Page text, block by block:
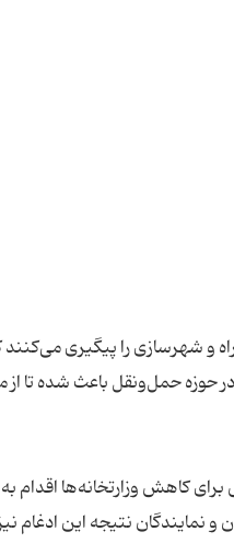
و شهرسازی را پیگیری
حمل‌ونقل باعث شده تا از
کاهش وزارتخانه‌ها اقدام به
و نمایندگان نتیجه این